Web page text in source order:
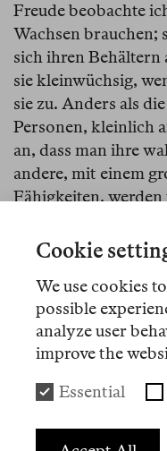
Freude beobachte
Wachsen brauchen;
sich ihren Behältern
sie kleinwüchsig,
sie zu. Anders als
Personen, kleinlich
an, dass man ihre
andere, mit einem
Fähigkeiten, werden
wenn ich gieße und
verschiedenen
eine, die der Sonne
die nur das zum
beansprucht; dann
ansehnlich aber
auf Originalität,
seinem fleckigen
man überall kaufen
Cookie
We use cookies
possible
analyze user
improve the
Essential